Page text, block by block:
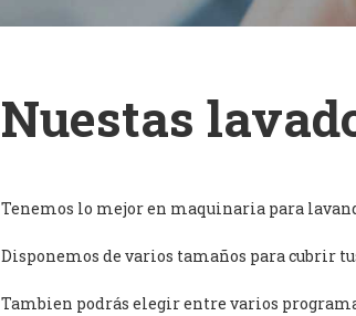
Nuestas
Tenemos lo mejor en maquinaria para
Disponemos de varios tamaños para cubrir
Tambien podrás elegir entre varios